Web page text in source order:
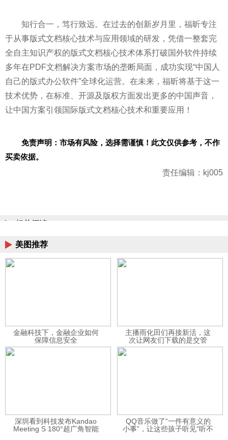
知行合一，笃行致远。在过去的创新岁月里，福昕专注
于从事版式文档核心技术与应用领域的研发，凭借一整套完
全自主知识产权的版式文档核心技术体系打破国外软件持续
多年在PDF文档解决方案市场的垄断局面，成功实现“中国人
自己的版式办公软件”全球化运营。在未来，福昕将基于这一
技术优势，在标准、开源及版权方面发出更多的中国声音，
让中国方案引领国际版式文档核心技术和重要应用！
免责声明：市场有风险，选择需谨慎！此文仅供参考，不作
买卖依据。
责任编辑：kj005
相关阅读
美图推荐
金融科技下，金融企业如何
保障信息安全
主播雨化田们再接新活，这
次让网友们下载的是交管
12123APP
深圳看到科技发布Kandao
Meeting S 180°超广角智能
QQ音乐做了“一件有意义的
小事”，让这些孩子听见“听不